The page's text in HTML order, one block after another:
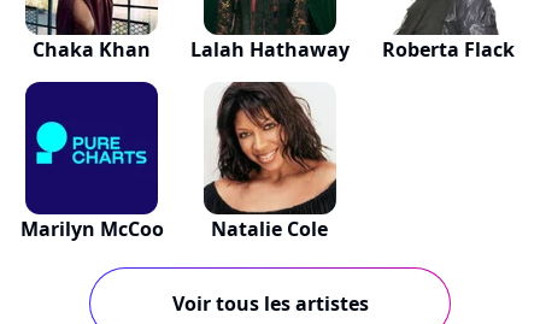
Chaka Khan Lalah Hathaway Roberta Flack
Marilyn McCoo Natalie Cole
Voir tous les artistes